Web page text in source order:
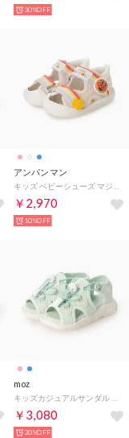
30%OFF
アンパンマン
キッズ ベビーシューズ マジックテープ サンダル No902 （ホワイト）
￥2,970
10%OFF
moz
￥3,080
20%OFF